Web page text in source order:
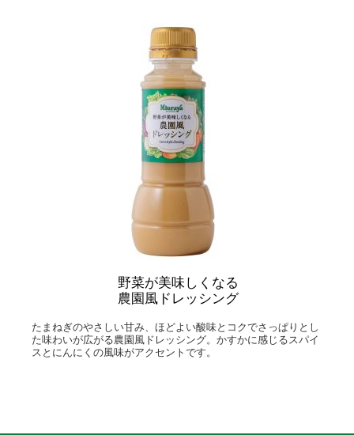
野菜が美味しくなる
農園風ドレッシング
たまねぎのやさしい甘み、ほどよい酸味とコクでさっぱりとし
た味わいが広がる農園風ドレッシング。かすかに感じるスパイ
スとにんにくの風味がアクセントです。​